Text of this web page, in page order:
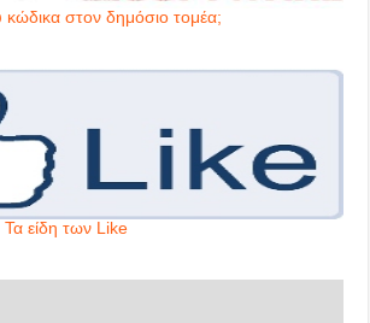
κώδικα στον δημόσιο τομέα;
είδη των Like